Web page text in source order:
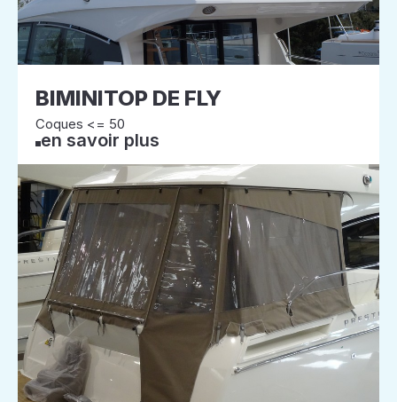
BIMINITOP DE FLY
Coques <= 50
en savoir plus